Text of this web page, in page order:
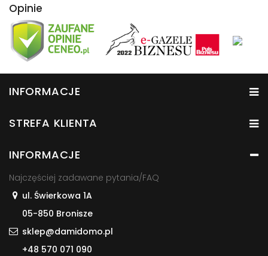
Opinie
INFORMACJE
STREFA KLIENTA
INFORMACJE
Najczęściej zadawane pytania/FAQ
ul. Świerkowa 1A
05-850 Bronisze
sklep@damidomo.pl
+48 570 071 090